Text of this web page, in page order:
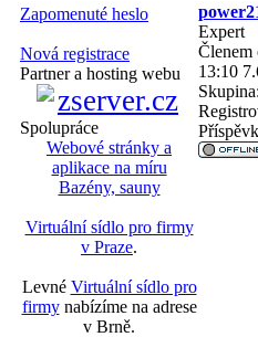
Zapomenuté heslo
Nová registrace
Partner a hosting webu
Spolupráce
Webové stránky a
aplikace na míru
Bazény, sauny
Virtuální sídlo pro firmy
v Praze.
Levné Virtuální sídlo pro
firmynabízíme na adrese
v Brně.
Expert
Členem
13:10
Skupina: